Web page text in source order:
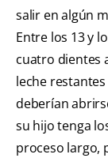
salir en algún
Entre los 13 y
cuatro dientes
leche
deberían
su hijo tenga
proceso largo,